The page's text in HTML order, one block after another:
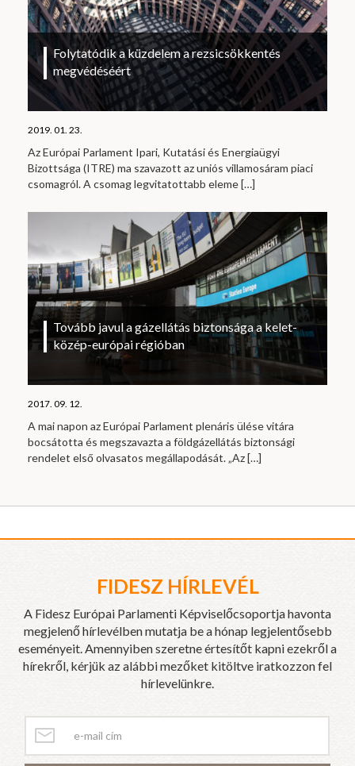
Folytatódik a küzdelem a rezsicsökkentés
megvédéséért
2019. 01. 23.
Az Európai Parlament Ipari, Kutatási és Energiaügyi
Bizottsága (ITRE) ma szavazott az uniós villamosáram piaci
csomagról. A csomag legvitatottabb eleme[…]
Tovább javul a gázellátás biztonsága a kelet-
közép-európai régióban
2017. 09. 12.
A mai napon az Európai Parlament plenáris ülése vitára
bocsátotta és megszavazta a földgázellátás biztonsági
rendelet első olvasatos megállapodását. „Az[…]
FIDESZ HÍRLEVÉL
A Fidesz Európai Parlamenti Képviselőcsoportja havonta
megjelenő hírlevélben mutatja be a hónap legjelentősebb
eseményeit. Amennyiben szeretne értesítőt kapni ezekről a
hírekről, kérjük az alábbi mezőket kitöltve iratkozzon fel
hírlevelünkre.